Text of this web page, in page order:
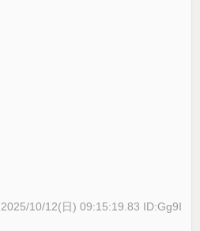
2025/10/12(日) 09:15:19.83 ID:Gg9I